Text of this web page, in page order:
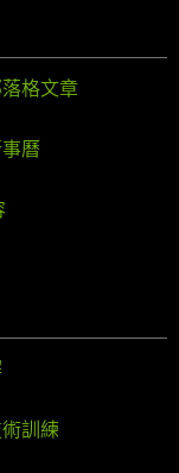
格文章
曆
訓練